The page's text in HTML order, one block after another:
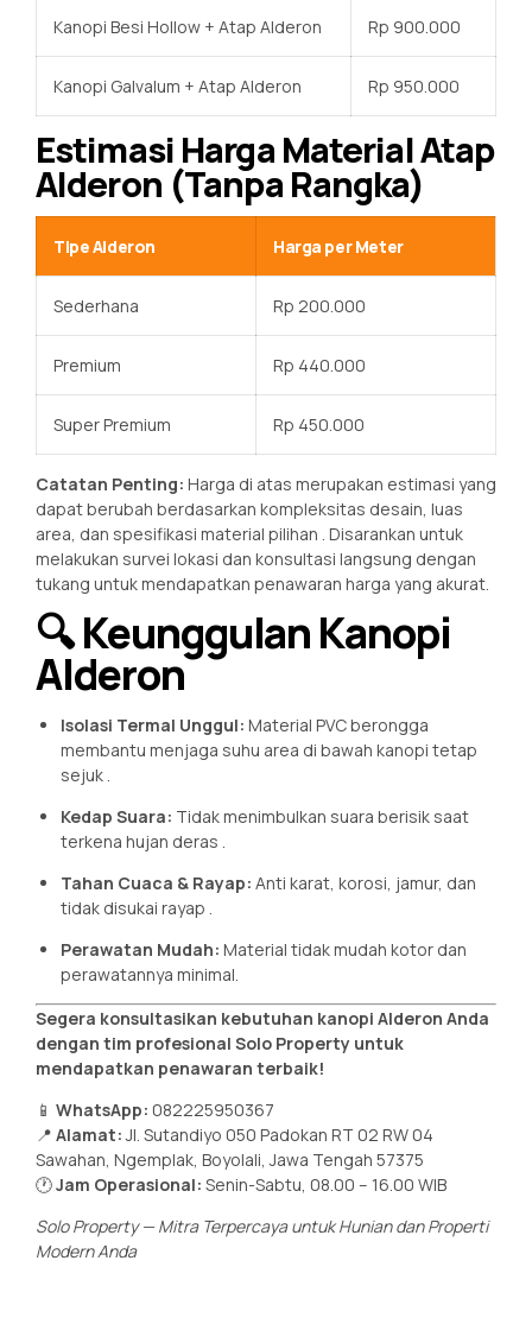
Kanopi Besi Hollow + Atap Alderon Rp 900.000
Kanopi Galvalum + Atap Alderon Rp 950.000
Estimasi Harga Material Atap
Alderon (Tanpa Rangka)
Tipe Alderon Harga per Meter
Sederhana Rp 200.000
Premium Rp 440.000
Super Premium Rp 450.000
Catatan Penting: Harga di atas merupakan estimasi yang
dapat berubah berdasarkan kompleksitas desain, luas
area, dan spesifikasi material pilihan . Disarankan untuk
melakukan survei lokasi dan konsultasi langsung dengan
tukang untuk mendapatkan penawaran harga yang akurat.
🔍 Keunggulan Kanopi
Alderon
Isolasi Termal Unggul: Material PVC berongga
membantu menjaga suhu area di bawah kanopi tetap
sejuk.
Kedap Suara: Tidak menimbulkan suara berisik saat
terkena hujan deras .
Tahan Cuaca & Rayap: Anti karat, korosi, jamur, dan
tidak disukai rayap .
Perawatan Mudah: Material tidak mudah kotor dan
perawatannya minimal.
Segera konsultasikan kebutuhan kanopi Alderon Anda
dengan tim profesional Solo Property untuk
mendapatkan penawaran terbaik!
📱 WhatsApp: 082225950367
📍 Alamat:Jl. Sutandiyo 050 Padokan RT 02 RW 04
Sawahan, Ngemplak, Boyolali, Jawa Tengah 57375
🕐Jam Operasional: Senin-Sabtu, 08.00 – 16.00 WIB
Solo Property — Mitra Terpercaya untuk Hunian dan Properti
Modern Anda